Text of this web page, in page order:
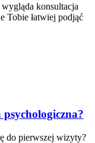
konsultacja
Tobie łatwiej podjąć
do pierwszej wizyty?